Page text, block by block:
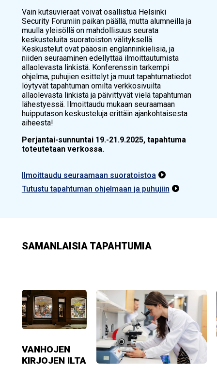
Vain kutsuvieraat voivat osallistua Helsinki
Security Forumiin paikan päällä, mutta alumneilla ja
muulla yleisöllä on mahdollisuus seurata
keskusteluita suoratoiston välityksellä.
Keskustelut ovat pääosin englanninkielisiä, ja
niiden seuraaminen edellyttää ilmoittautumista
allaolevasta linkistä. Konferenssin tarkempi
ohjelma, puhujien esittelyt ja muut tapahtumatiedot
löytyvät tapahtuman omilta verkkosivuilta
allaolevasta linkistä ja päivittyvät vielä tapahtuman
lähestyessä. Ilmoittaudu mukaan seuraamaan
huipputason keskusteluja erittäin ajankohtaisesta
aiheesta!
Perjantai-sunnuntai 19.-21.9.2025, tapahtuma
toteutetaan verkossa.
Ilmoittaudu seuraamaan suoratoistoa 
Tutustu tapahtuman ohjelmaan ja puhujiin 
SAMANLAISIA TAPAHTUMIA
VANHOJEN
KIRJOJEN ILTA